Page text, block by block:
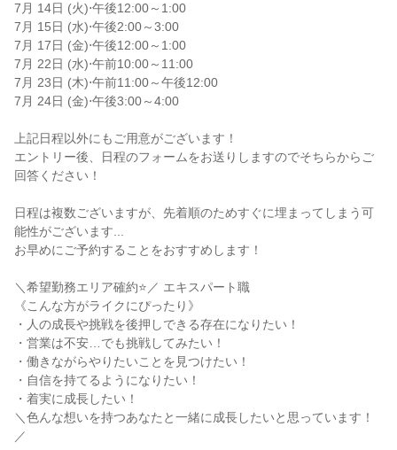
7月 14日 (火)⋅午後12:00～1:00
7月 15日 (水)⋅午後2:00～3:00
7月 17日 (金)⋅午後12:00～1:00
7月 22日 (水)⋅午前10:00～11:00
7月 23日 (木)⋅午前11:00～午後12:00
7月 24日 (金)⋅午後3:00～4:00
上記日程以外にもご用意がございます！
エントリー後、日程のフォームをお送りしますのでそちらからご
回答ください！
日程は複数ございますが、先着順のためすぐに埋まってしまう可
能性がございます...
お早めにご予約することをおすすめします！
＼希望勤務エリア確約⭐／ エキスパート職
《こんな方がライクにぴったり》
・人の成長や挑戦を後押しできる存在になりたい！
・営業は不安…でも挑戦してみたい！
・働きながらやりたいことを見つけたい！
・自信を持てるようになりたい！
・着実に成長したい！
＼色んな想いを持つあなたと一緒に成長したいと思っています！
／